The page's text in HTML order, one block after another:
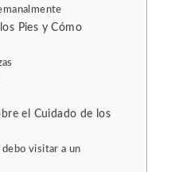
Pies y Cómo
el Cuidado de los
visitar a un